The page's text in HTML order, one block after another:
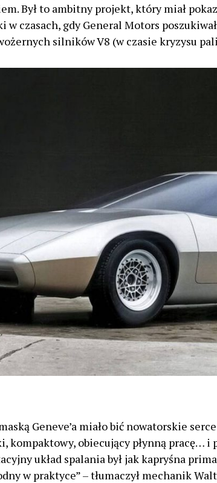
Był to ambitny projekt, który miał
w czasach, gdy General Motors
silników V8 (w czasie kryzysu
Geneve’a miało bić nowatorskie
kompaktowy, obiecujący płynną pracę…
układ spalania był jak kapryśna
w praktyce” – tłumaczył mechanik